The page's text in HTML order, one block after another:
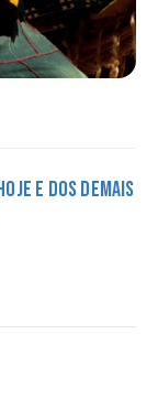
E DOS DEMAIS